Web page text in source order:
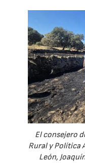
El consejero
Rural y Política
León,